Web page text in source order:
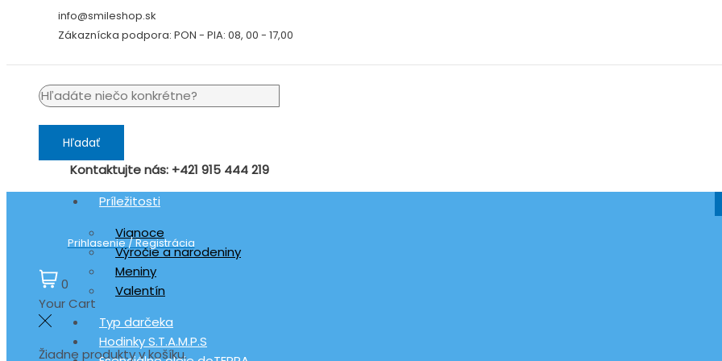
Preskočiťinfo@smileshop.sk
Zákaznícka podpora: PON - PIA: 08, 00 - 17,00
Hľadať
Kontaktujte nás: +421 915 444 219
Príležitosti
Vianoce
Výročie a narodeniny
Meniny
Valentín
Typ darčeka
Hodinky S.T.A.M.P.S
Prihlasenie / Registrácia
0
Your Cart
Žiadne produkty v košíku.